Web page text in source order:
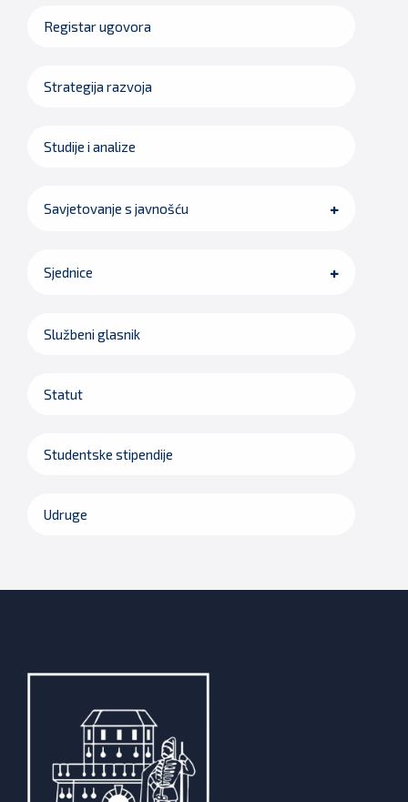
Registar ugovora
Strategija razvoja
Studije i analize
Savjetovanje s javnošću
Sjednice
Službeni glasnik
Statut
Studentske stipendije
Udruge